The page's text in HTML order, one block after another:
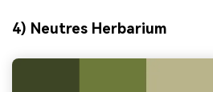
4) Neutres Herbarium